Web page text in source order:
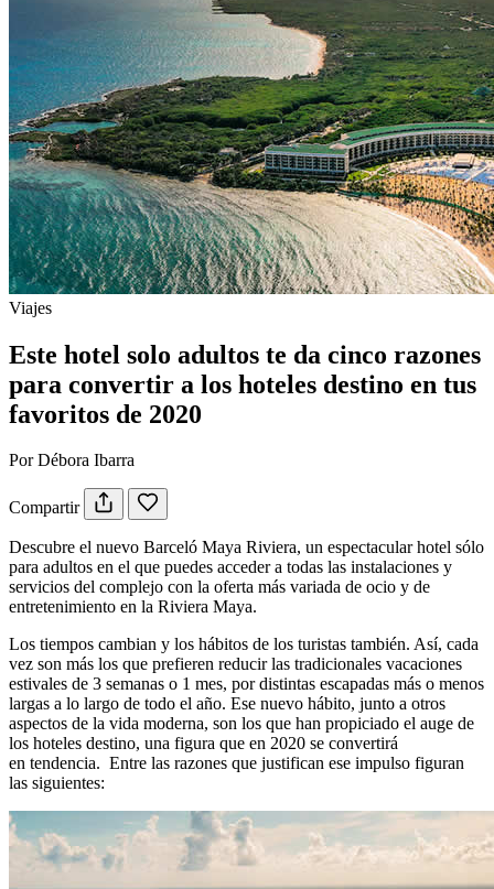
Viajes
Este hotel solo adultos te da cinco razones
para convertir a los hoteles destino en tus
favoritos de 2020
Por Débora Ibarra
Compartir
Descubre el nuevo Barceló Maya Riviera, un espectacular hotel sólo
para adultos en el que puedes acceder a todas las instalaciones y
servicios del complejo con la oferta más variada de ocio y de
entretenimiento en la Riviera Maya.
Los tiempos cambian y los hábitos de los turistas también. Así, cada
vez son más los que prefieren reducir las tradicionales vacaciones
estivales de 3 semanas o 1 mes, por distintas escapadas más o menos
largas a lo largo de todo el año. Ese nuevo hábito, junto a otros
aspectos de la vida moderna, son los que han propiciado el auge de
los hoteles destino, una figura que en 2020 se convertirá
en tendencia. Entre las razones que justifican ese impulso figuran
las siguientes: